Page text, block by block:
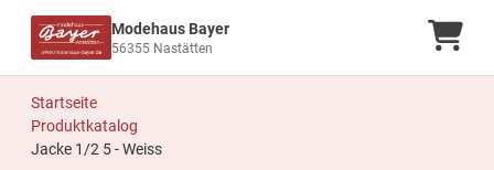
Modehaus Bayer
56355 Nastätten
Startseite
Produktkatalog
Jacke 1/2 5 - Weiss